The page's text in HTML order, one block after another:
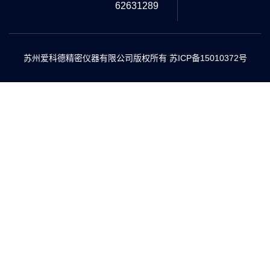
62631289
苏州爱科德精密仪器有限公司版权所有 苏ICP备15010372号